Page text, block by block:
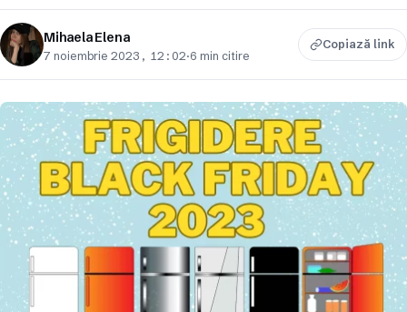
Mihaela Elena
7 noiembrie 2023, 12:02·6 min citire
Copiază link